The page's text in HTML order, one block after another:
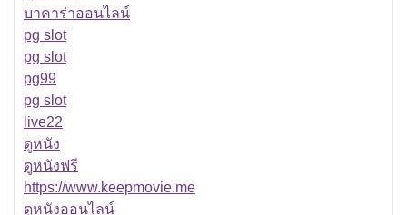
บาคาร่าออนไลน์
pg slot
pg slot
pg99
pg slot
live22
ดูหนัง
ดูหนังฟรี
https://www.keepmovie.me
ดูหนังออนไลน์